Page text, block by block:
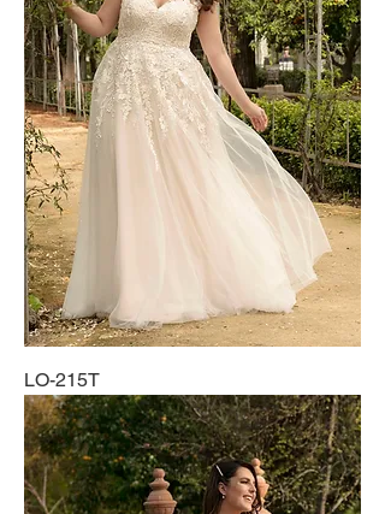
LO-215T